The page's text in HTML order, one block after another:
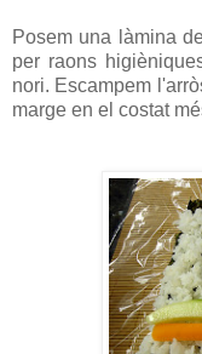
Posem una làmina
per raons
nori. Escampem
marge en el costat